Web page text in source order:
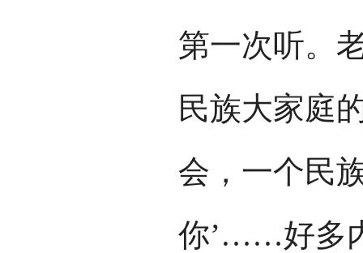
第一次听。
民族大家庭
会，一个民
你’……好多